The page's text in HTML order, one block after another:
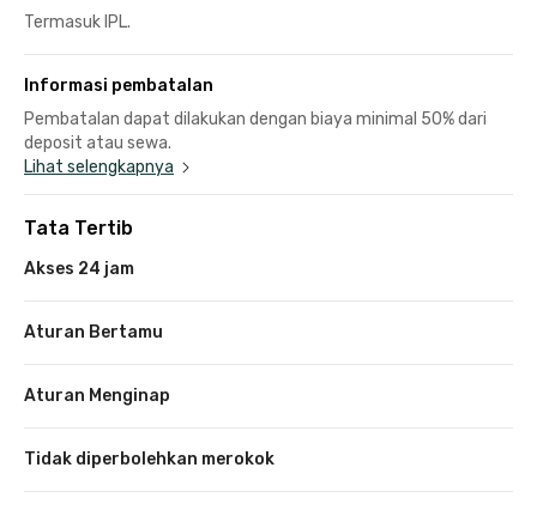
Termasuk IPL.
Informasi pembatalan
Pembatalan dapat dilakukan dengan biaya minimal 50% dari
deposit atau sewa.
Lihat selengkapnya
Tata Tertib
Akses 24 jam
Aturan Bertamu
Aturan Menginap
Tidak diperbolehkan merokok